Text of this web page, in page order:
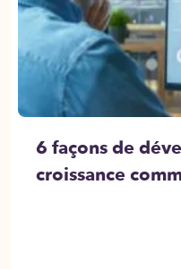
6 façons de
croissance